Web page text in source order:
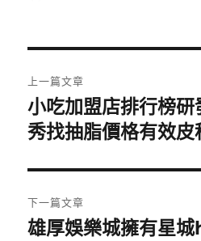
章
導
覽
上一篇文章
上
一
文
章:
小吃加盟店排行榜
秀找抽脂價格有效皮
下一篇文章
下
雄厚娛樂城擁有星